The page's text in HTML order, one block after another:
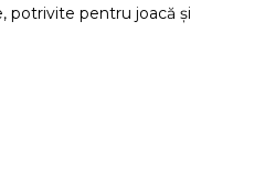
potrivite pentru joacă și